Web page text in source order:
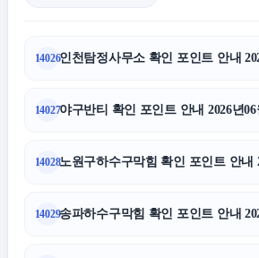
김
14026인천탐정사무소 확인 포인트 안내
14027야구반티 확인 포인트 안내 2026년06
14028노원구하수구막힘 확인 포인트 안내
14029송파하수구막힘 확인 포인트 안내